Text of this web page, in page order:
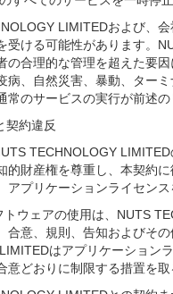
LIMITEDおよび、
受ける可能性があります。
の合理的な管理を超えた要
病、自然災害、暴動、ター
常のサービスの実行が前述
契約違反
TECHNOLOGY
的財産権を尊重し、本契約
アプリケーションライセンス
ウェアの使用は、NUTS
合意、規則、告知およびそ
はアプリケーション
意どおりに制限する措置を取